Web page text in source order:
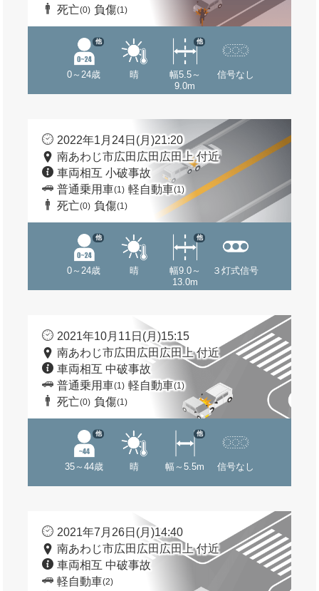
死亡(0) 負傷(1)
0～24歳
他
晴
幅5.5～
9.0m
他
信号なし
2022年1月24日(月)21:20
南あわじ市広田広田広田上 付近
車両相互 小破事故
普通乗用車(1) 軽自動車(1)
死亡(0) 負傷(1)
0～24歳
他
晴
幅9.0～
13.0m
他
３灯式信号
2021年10月11日(月)15:15
南あわじ市広田広田広田上 付近
車両相互 中破事故
普通乗用車(1) 軽自動車(1)
死亡(0) 負傷(1)
35～44歳
他
晴 幅～5.5m
他
信号なし
2021年7月26日(月)14:40
南あわじ市広田広田広田上 付近
車両相互 中破事故
軽自動車(2)